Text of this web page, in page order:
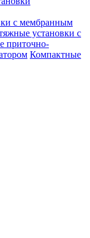
с мембранным
установки с
приточно-
Компактные